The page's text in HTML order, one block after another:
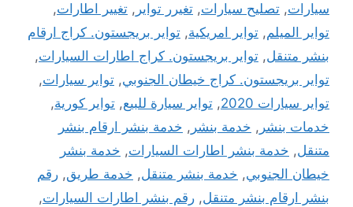
سيارات, تصليح سيارات, تغيرر تواير , تغيير اطارات,
تواير الميلم, تواير امريكية, تواير بريجستون. كراج ارقام
بنشر متنقل, تواير بريجستون. كراج اطارات السيارات,
تواير بريجستون. كراج خيطان الجنوبي, تواير سيارات,
تواير سيارات 2020
, تواير سيارة للبيع, تواير كورية,
خدمات بنشر , خدمة بنشر , خدمة بنشر ارقام بنشر
متنقل, خدمة بنشر اطارات السيارات, خدمة بنشر
خيطان الجنوبي, خدمة بنشر متنقل, خدمة طريق, رقم
بنشر ارقام بنشر متنقل, رقم بنشر اطارات السيارات,